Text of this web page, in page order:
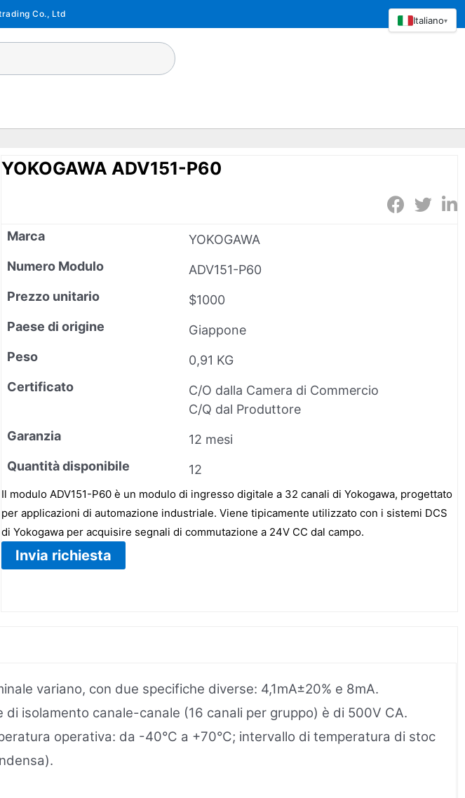
Co., Ltd
YOKOGAWA ADV151-P60
Marca
YOKOGAWA
Numero Modulo
ADV151-P60
Prezzo unitario
$1000
Paese di origine
Giappone
Peso
0,91 KG
Certificato
C/O dalla Camera di Commercio
C/Q dal Produttore
Garanzia
12 mesi
Quantità disponibile
12
Il modulo ADV151-P60 è un modulo di ingresso digitale a 32 canali di Yokogawa, progettato
per applicazioni di automazione industriale. Viene tipicamente utilizzato con i sistemi DCS
di Yokogawa per acquisire segnali di commutazione a 24V CC dal campo.
Invia richiesta
variano, con due specifiche diverse: 4,1mA±20% e 8mA.
isolamento canale-canale (16 canali per gruppo) è di 500V CA.
operativa: da -40°C a +70°C; intervallo di temperatura di stoc
Italiano▾